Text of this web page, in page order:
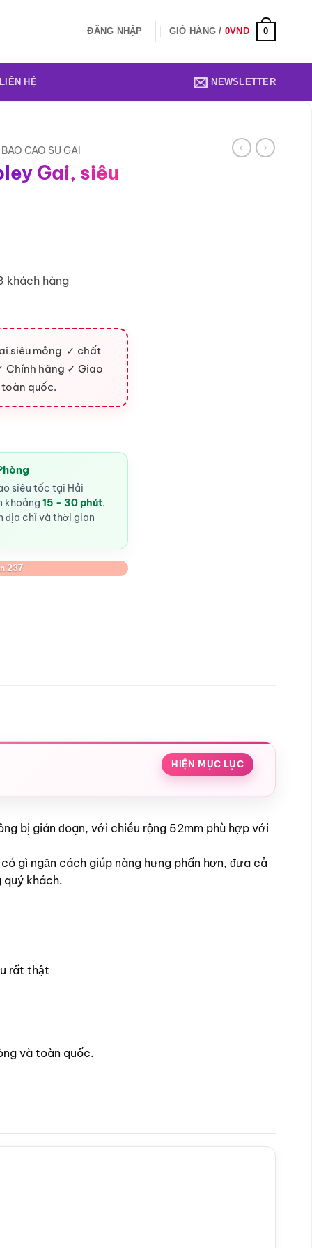
ĐĂNG NHẬP GIỎ HÀNG / 0VND 0
LIÊN HỆ NEWSLETTER
BAO CAO SU GAI
Gai, siêu
khách hàng
siêu mỏng ✓ chất
Chính hãng ✓ Giao
quốc.
siêu tốc tại Hải
khoảng 15 - 30 phút.
địa chỉ và thời gian
237
HIỆN MỤC LỤC
bị gián đoạn, với chiều rộng 52mm phù hợp với
gì ngăn cách giúp nàng hưng phấn hơn, đưa cả
quý khách.
rất thật
và toàn quốc.